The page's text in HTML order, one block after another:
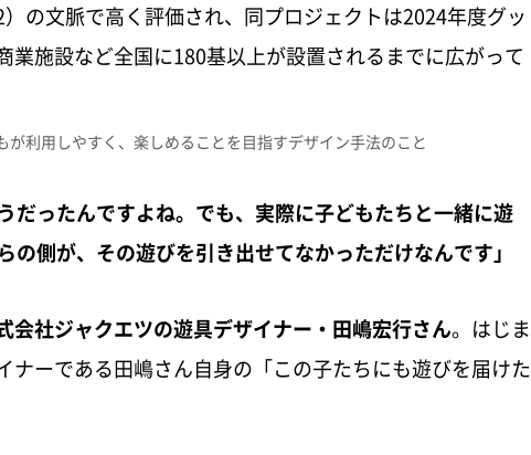
の文脈で高く評価され、同プロジェクトは2024年度グッ
施設など全国に180基以上が設置されるまでに広がって
利用しやすく、楽しめることを目指すデザイン手法のこと
だったんですよね。でも、実際に子どもたちと一緒に遊
側が、その遊びを引き出せてなかっただけなんです」
会社ジャクエツの遊具デザイナー・田嶋宏行さん。はじま
ーである田嶋さん自身の「この子たちにも遊びを届けた